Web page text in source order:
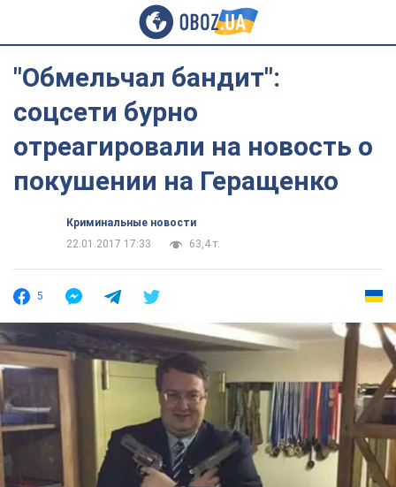
"Обмельчал бандит":
соцсети бурно
отреагировали на новость о
покушении на Геращенко
Криминальные новости
22.01.2017 17:33
63,4 т.
5